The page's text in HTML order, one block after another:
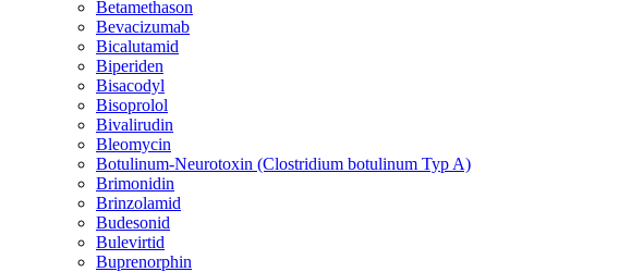
Betamethason
Bevacizumab
Bicalutamid
Biperiden
Bisacodyl
Bisoprolol
Bivalirudin
Bleomycin
Botulinum-Neurotoxin (Clostridium botulinum Typ A)
Brimonidin
Brinzolamid
Budesonid
Bulevirtid
Buprenorphin